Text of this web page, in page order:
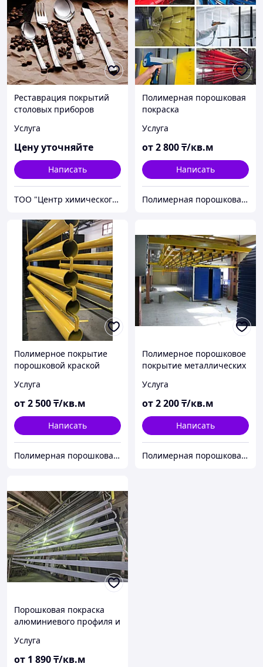
Реставрация покрытий
столовых приборов
Услуга
Цену уточняйте
Написать
ТОО "Центр химического инжиниринга и материаловедения"
Полимерная порошковая
покраска
Услуга
от2 800₸/кв.м
Написать
Полимерная порошковая покраска Алматы. Красим металл 12 метров. Алматыдағы полимерлі ұнтақ бояу.
Полимерное покрытие
порошковой краской
Услуга
от2 500₸/кв.м
Написать
Полимерная порошковая покраска Алматы. Красим металл 12 метров. Алматыдағы полимерлі ұнтақ бояу.
Полимерное порошковое
покрытие металлических
Услуга
от2 200₸/кв.м
Написать
Полимерная порошковая покраска Алматы. Красим металл 12 метров. Алматыдағы полимерлі ұнтақ бояу.
Порошковая покраска
алюминиевого профиля и
Услуга
от 1 890₸/кв.м